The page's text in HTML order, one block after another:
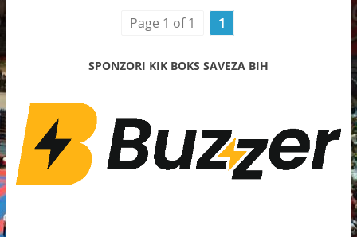
Page 1 of 1 1
SPONZORI KIK BOKS SAVEZA BIH